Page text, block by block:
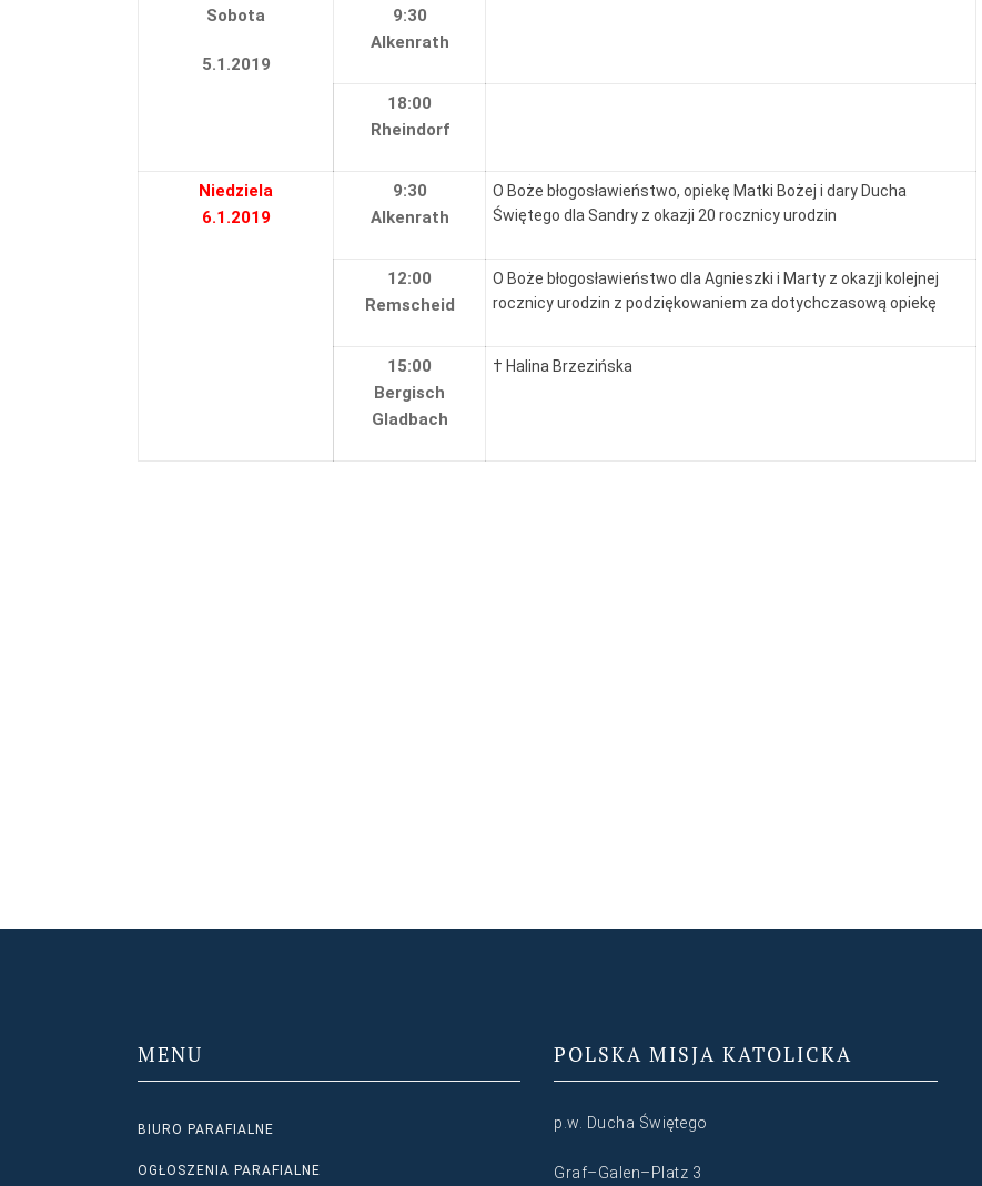
Sobota
5.1.2019
9:30
Alkenrath
18:00
Rheindorf
Niedziela
6.1.2019
9:30
Alkenrath
O Boże błogosławieństwo, opiekę Matki Bożej i dary Ducha
Świętego dla Sandry z okazji 20 rocznicy urodzin
12:00
Remscheid
O Boże błogosławieństwo dla Agnieszki i Marty z okazji kolejnej
rocznicy urodzin z podziękowaniem za dotychczasową opiekę
15:00
Bergisch
Gladbach
† Halina Brzezińska
MENU
BIURO PARAFIALNE
OGŁOSZENIA PARAFIALNE
POLSKA MISJA KATOLICKA
p.w. Ducha Świętego
Graf–Galen–Platz 3